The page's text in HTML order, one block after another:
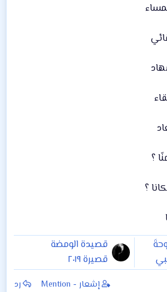
؟
؟
قصيدة الومضة
قصيرة ٢٠١٩
إشعار - Mention رد